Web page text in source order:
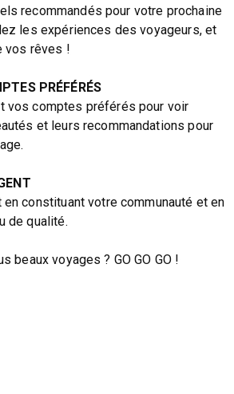
recommandés pour votre prochaine
les expériences des voyageurs, et
vos rêves !
PRÉFÉRÉS
vos comptes préférés pour voir
et leurs recommandations pour
en constituant votre communauté et en
de qualité.
beaux voyages ? GO GO GO !